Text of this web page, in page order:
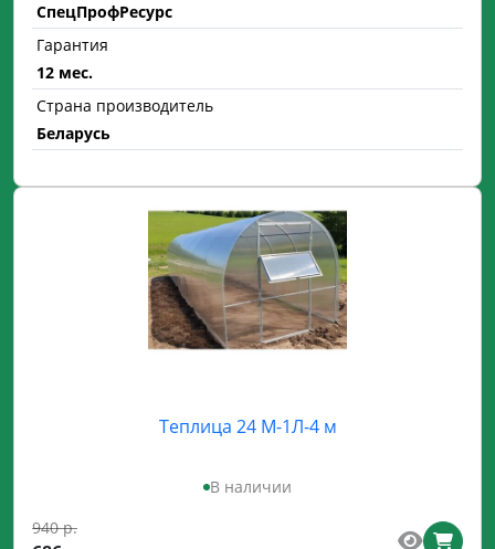
СпецПрофРесурс
Гарантия
12 мес.
Страна производитель
Беларусь
Теплица 24 М-1Л-4 м
В наличии
940 р.